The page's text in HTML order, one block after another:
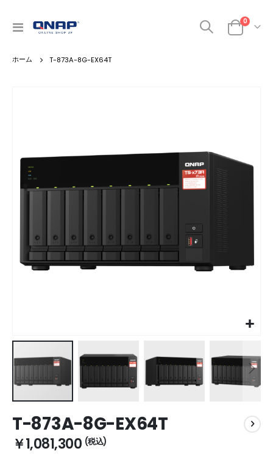
ナ
呼
カート
0商品
T-873A-8G-EX64T
the
images
gallery
to
the
beginning
T-873A-8G-EX64T
￥1,081,300